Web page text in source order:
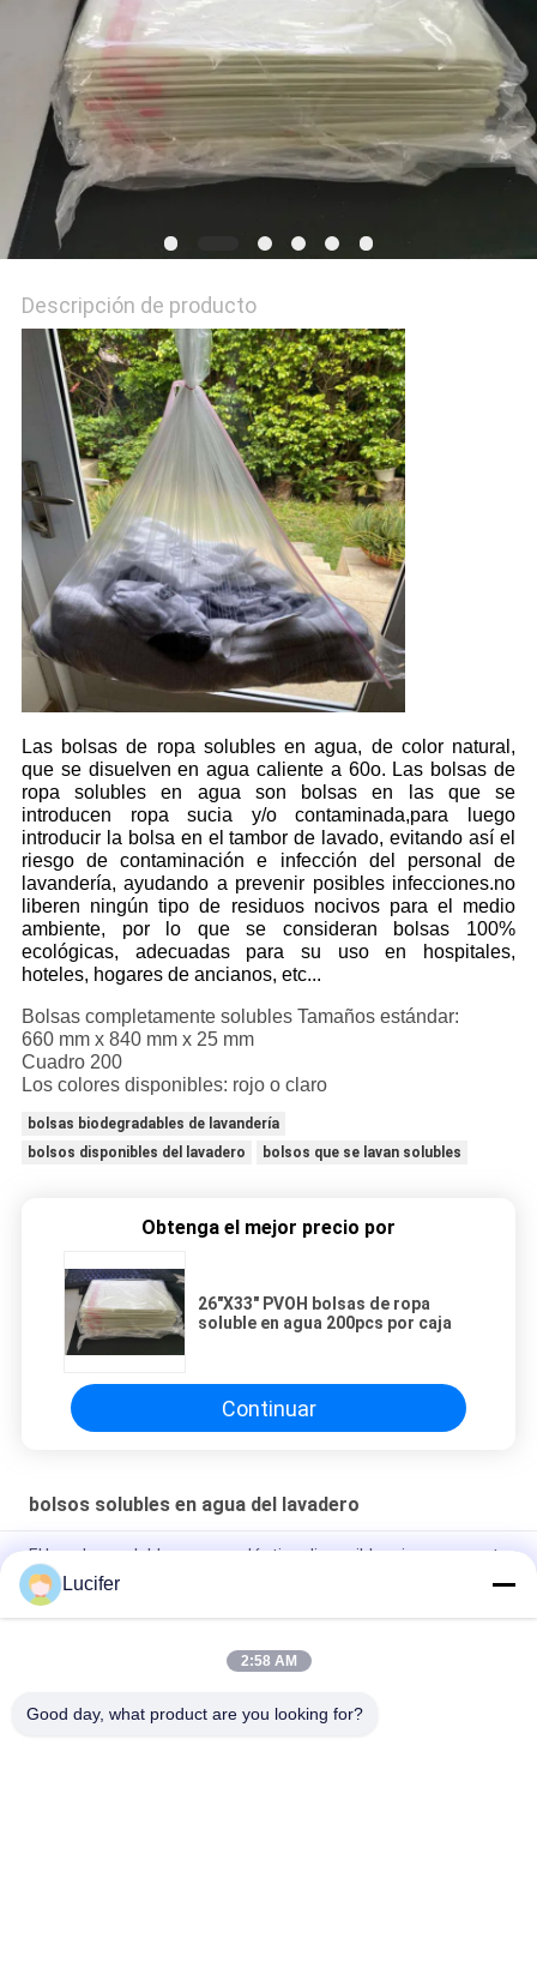
Descripción de producto
Las bolsas de ropa solubles en agua, de color natural,
que se disuelven en agua caliente a 60o. Las bolsas de
ropa solubles en agua son bolsas en las que se
introducen ropa sucia y/o contaminada,para luego
introducir la bolsa en el tambor de lavado, evitando así el
riesgo de contaminación e infección del personal de
lavandería, ayudando a prevenir posibles infecciones.no
liberen ningún tipo de residuos nocivos para el medio
ambiente, por lo que se consideran bolsas 100%
ecológicas, adecuadas para su uso en hospitales,
hoteles, hogares de ancianos, etc...
Bolsas completamente solubles Tamaños estándar:
660 mm x 840 mm x 25 mm
Cuadro 200
Los colores disponibles: rojo o claro
bolsas biodegradables de lavandería
bolsos disponibles del lavadero
bolsos que se lavan solubles
Obtenga el mejor precio por
26"X33" PVOH bolsas de ropa
soluble en agua 200pcs por caja
Continuar
bolsos solubles en agua del lavadero
El lavadero soluble en agua plástico disponible rojo empaqueta
para médico/el hospital
Bolso soluble en agua disponible del lavadero de PVA, bolsos
Lucifer
2:58 AM
Good day, what product are you looking for?